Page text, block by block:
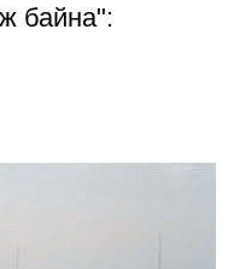
байна":